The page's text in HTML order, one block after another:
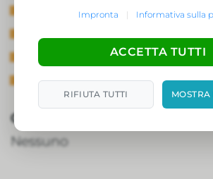
Rafforza le ossa
Rilassa i tendini
Espelle il vento
Allevia il prurito
Controindicazioni:
Nessuno
Impronta | Informativa sulla
RIFIUTA TUTTI
ACCETTA TUTTI
MOSTRA